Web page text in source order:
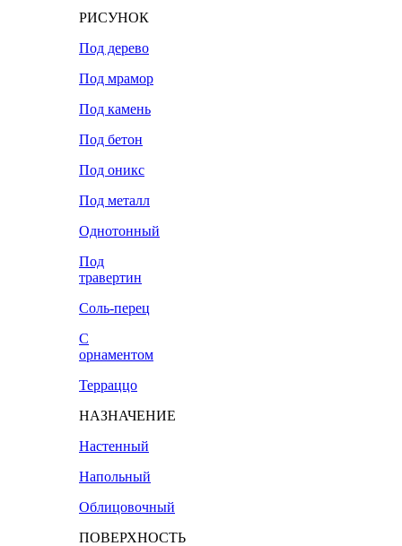
РИСУНОК
Под дерево
Под мрамор
Под камень
Под бетон
Под оникс
Под металл
Однотонный
Под
травертин
Соль-перец
С
орнаментом
Терраццо
НАЗНАЧЕНИЕ
Настенный
Напольный
Облицовочный
ПОВЕРХНОСТЬ